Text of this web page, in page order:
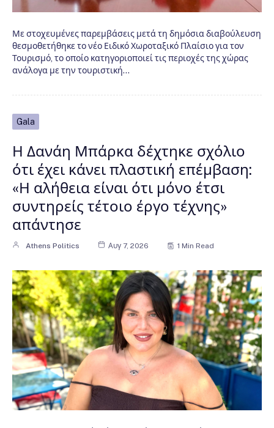
Με στοχευμένες παρεμβάσεις μετά τη δημόσια διαβούλευση
θεσμοθετήθηκε το νέο Ειδικό Χωροταξικό Πλαίσιο για τον
Τουρισμό, το οποίο κατηγοριοποιεί τις περιοχές της χώρας
ανάλογα με την τουριστική…
Gala
Η Δανάη Μπάρκα δέχτηκε σχόλιο
ότι έχει κάνει πλαστική επέμβαση:
«Η αλήθεια είναι ότι μόνο έτσι
συντηρείς τέτοιο έργο τέχνης»
απάντησε
Athens Politics Αυγ 7, 2026 1 Min Read